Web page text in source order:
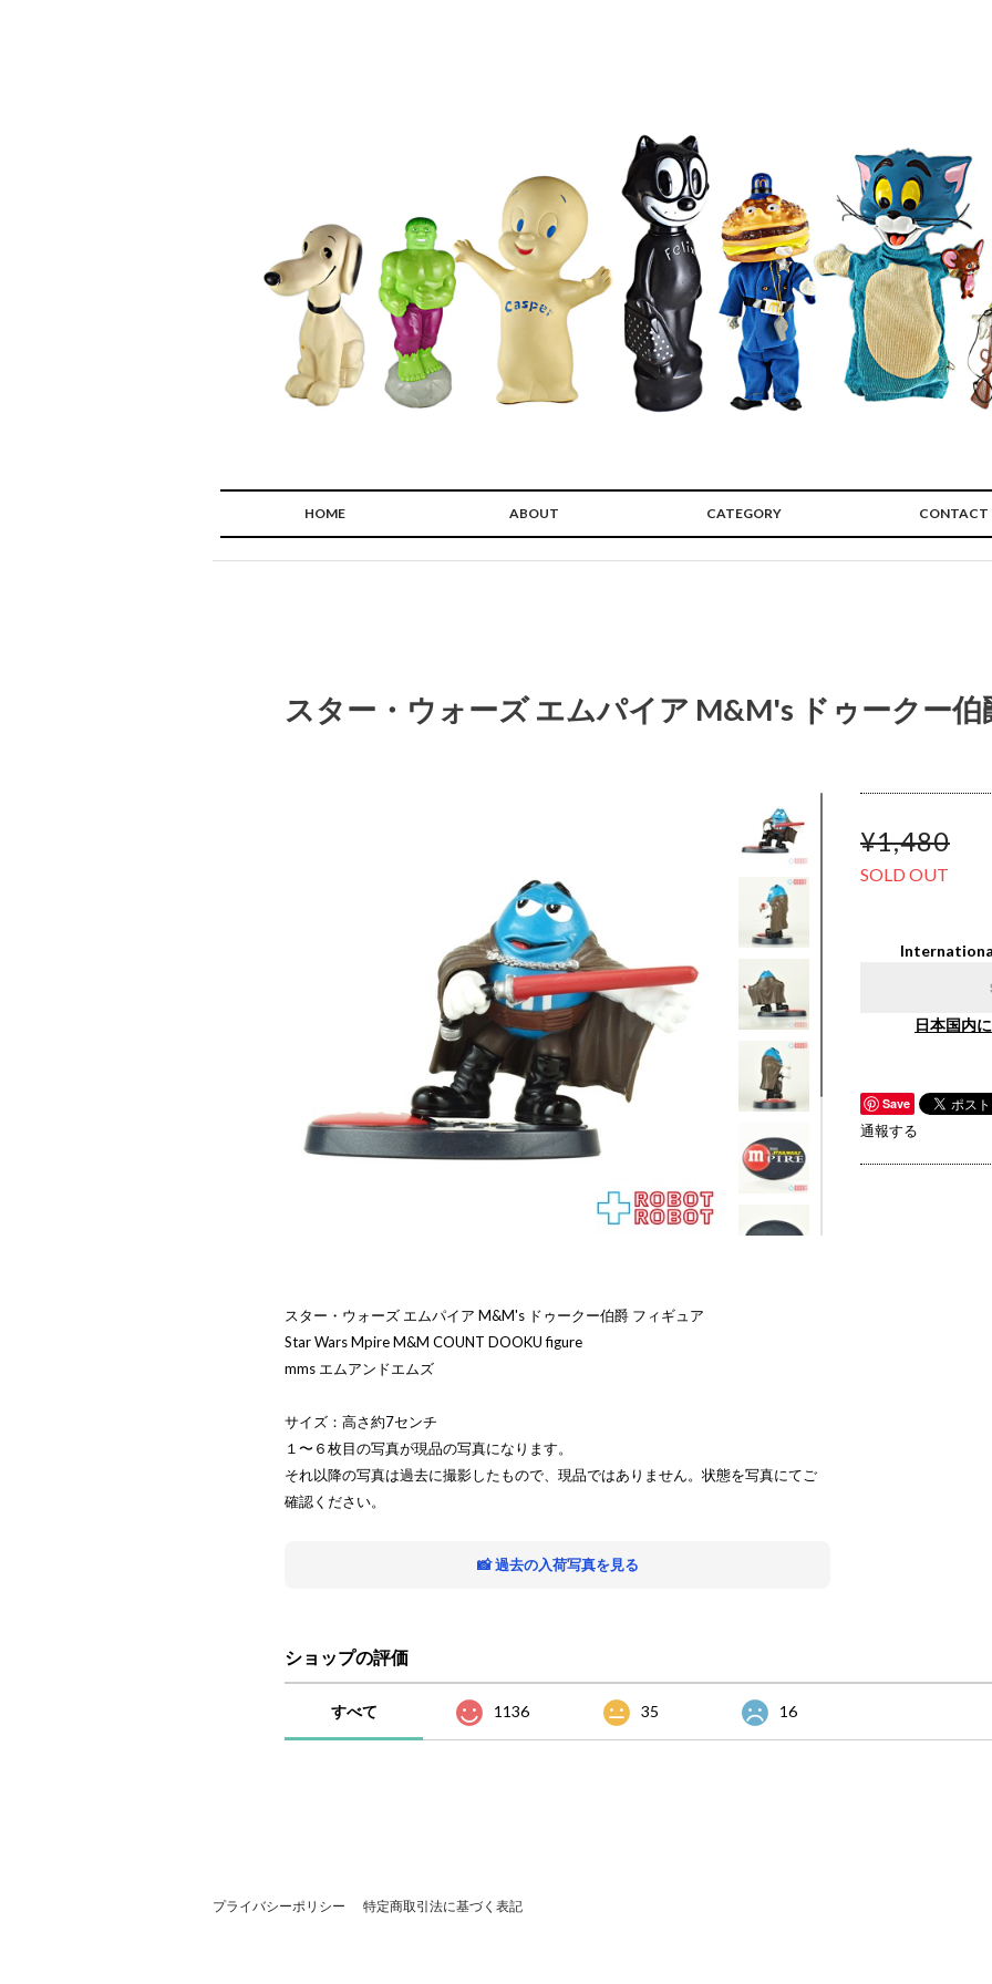
HOME ABOUT CATEGORY CONTACT
スター・ウォーズ エムパイア M&M's ドゥークー伯
スター・ウォーズ エムパイア M&M's ドゥークー伯爵 フィギュア
Star Wars Mpire M&M COUNT DOOKU figure
mms エムアンドエムズ
サイズ：高さ約7センチ
１〜６枚目の写真が現品の写真になります。
それ以降の写真は過去に撮影したもので、現品ではありません。状態を写真にてご
確認ください。
📸 過去の入荷写真を見る
¥1,480
SOLD OUT
日本国内
Save
通報する
ショップの評価
すべて 1136 35 16
プライバシーポリシー 特定商取引法に基づく表記